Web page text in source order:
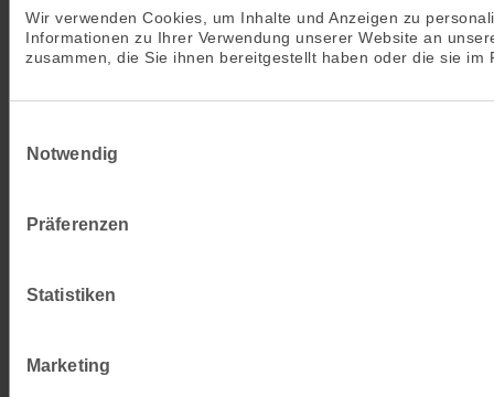
Wir verwenden Cookies, um Inhalte und Anzeigen zu
Informationen zu Ihrer Verwendung unserer Website an
zusammen, die Sie ihnen bereitgestellt haben oder die sie
Notwendig
Präferenzen
Statistiken
Marketing